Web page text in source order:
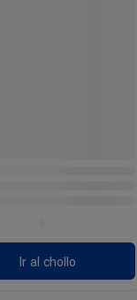
Ir al chollo